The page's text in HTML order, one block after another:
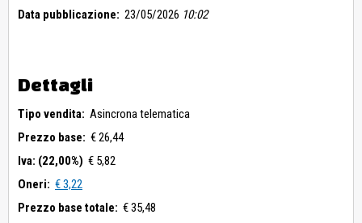
Data pubblicazione: 23/05/2026 10:02
Dettagli
Tipo vendita: Asincrona telematica
Prezzo base: € 26,44
Iva: (22,00%) € 5,82
Oneri: € 3,22
Prezzo base totale: € 35,48